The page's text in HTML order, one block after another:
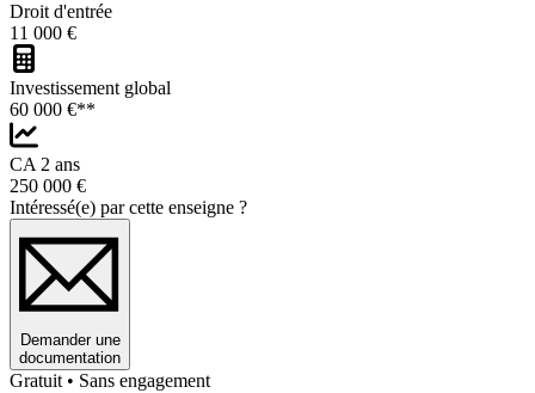
Droit d'entrée
11 000 €
Investissement global
60 000 €**
CA 2 ans
250 000 €
Intéressé(e) par cette enseigne ?
Demander une
documentation
Gratuit • Sans engagement